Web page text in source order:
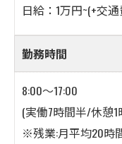
日給：1万円~(+交
勤務時間
8:00～17:00
(実働7時間半/休憩1
※残業:月平均20時